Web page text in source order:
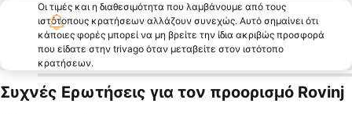
Οι τιμές και η διαθεσιμότητα που λαμβάνουμε από τους
ιστότοπους κρατήσεων αλλάζουν συνεχώς. Αυτό σημαίνει ότι
κάποιες φορές μπορεί να μη βρείτε την ίδια ακριβώς προσφορά
που είδατε στην trivago όταν μεταβείτε στον ιστότοπο
κρατήσεων.
Συχνές Ερωτήσεις για τον προορισμό Rovinj